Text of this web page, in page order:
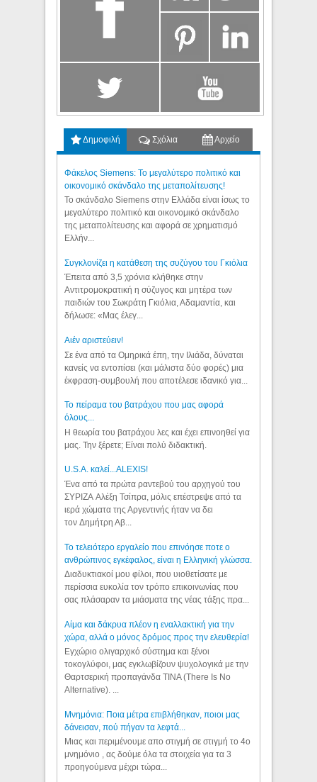
Δημοφιλή Σχόλια Αρχείο
Φάκελος Siemens: Το μεγαλύτερο πολιτικό και
οικονομικό σκάνδαλο της μεταπολίτευσης!
Το σκάνδαλο Siemens στην Ελλάδα είναι ίσως το
μεγαλύτερο πολιτικό και οικονομικό σκάνδαλο
της μεταπολίτευσης και αφορά σε χρηματισμό
Ελλήν...
Συγκλονίζει η κατάθεση της συζύγου του Γκιόλια
Έπειτα από 3,5 χρόνια κλήθηκε στην
Αντιτρομοκρατική η σύζυγος και μητέρα των
παιδιών του Σωκράτη Γκιόλια, Αδαμαντία, και
δήλωσε: «Μας έλεγ...
Aιέν αριστεύειν!
Σε ένα από τα Ομηρικά έπη, την Ιλιάδα, δύναται
κανείς να εντοπίσει (και μάλιστα δύο φορές) μια
έκφραση-συμβουλή που αποτέλεσε ιδανικό για...
Το πείραμα του βατράχου που μας αφορά
όλους...
Η θεωρία του βατράχου λες και έχει επινοηθεί για
μας. Την ξέρετε; Είναι πολύ διδακτική.
U.S.A. καλεί...ALEXIS!
Ένα από τα πρώτα ραντεβού του αρχηγού του
ΣΥΡΙΖΑ Αλέξη Τσίπρα, μόλις επέστρεψε από τα
ιερά χώματα της Αργεντινής ήταν να δει
τον Δημήτρη Αβ...
Το τελειότερο εργαλείο που επινόησε ποτε ο
ανθρώπινος εγκέφαλος, είναι η Ελληνική γλώσσα.
Διαδυκτιακοί μου φίλοι, που υιοθετίσατε με
περίσσια ευκολία τον τρόπο επικοινωνίας που
σας πλάσαραν τα μιάσματα της νέας τάξης πρα...
Αίμα και δάκρυα πλέον η εναλλακτική για την
χώρα, αλλά ο μόνος δρόμος προς την ελευθερία!
Εγχώριο ολιγαρχικό σύστημα και ξένοι
τοκογλύφοι, μας εγκλωβίζουν ψυχολογικά με την
Θαρτσερική προπαγάνδα TINA (There Is No
Alternative). ...
Μνημόνια: Ποια μέτρα επιβλήθηκαν, ποιοι μας
δάνεισαν, πού πήγαν τα λεφτά...
Μιας και περιμένουμε απο στιγμή σε στιγμή το 4ο
μνημόνιο , ας δούμε όλα τα στοιχεία για τα 3
προηγούμενα μέχρι τώρα...